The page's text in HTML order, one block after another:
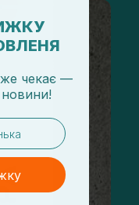
чекає —
новини!